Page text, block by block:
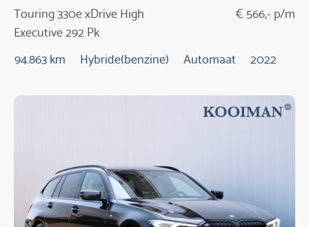
Touring 330e xDrive High
Executive 292 Pk
Automaat
€ 566,- p/m
94.863 km Hybride(benzine) Automaat 2022